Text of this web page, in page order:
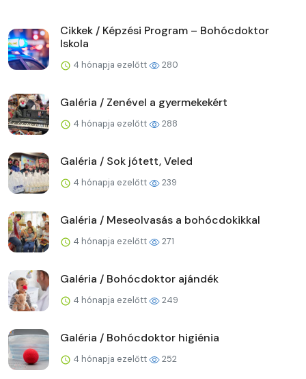
Cikkek / Képzési Program – Bohócdoktor
Iskola
4 hónapja ezelőtt 280
Galéria / Zenével a gyermekekért
4 hónapja ezelőtt 288
Galéria / Sok jótett, Veled
4 hónapja ezelőtt 239
Galéria / Meseolvasás a bohócdokikkal
4 hónapja ezelőtt 271
Galéria / Bohócdoktor ajándék
4 hónapja ezelőtt 249
Galéria / Bohócdoktor higiénia
4 hónapja ezelőtt 252